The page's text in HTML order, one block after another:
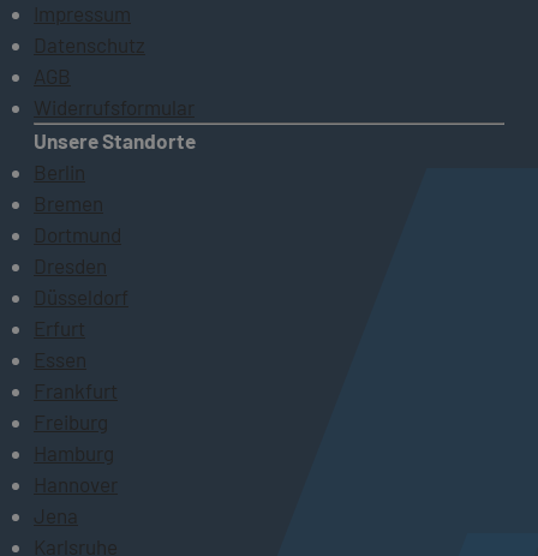
Impressum
Datenschutz
AGB
Widerrufsformular
Unsere Standorte
Berlin
Bremen
Dortmund
Dresden
Düsseldorf
Erfurt
Essen
Frankfurt
Freiburg
Hamburg
Hannover
Jena
Karlsruhe